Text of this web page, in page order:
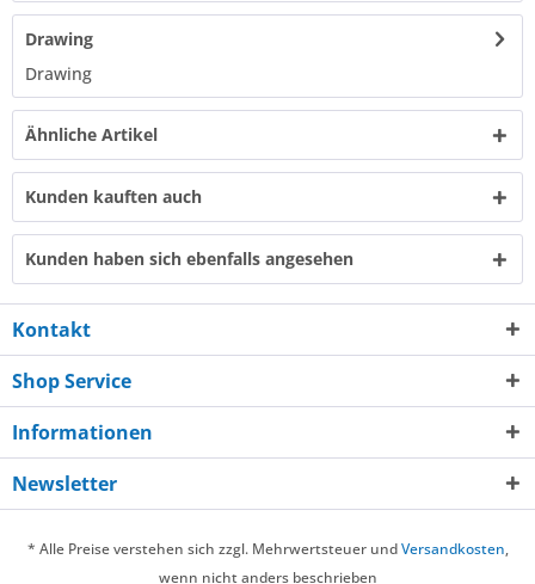
Drawing
Drawing​
Ähnliche Artikel
Kunden kauften auch
Kunden haben sich ebenfalls angesehen
Kontakt
Shop Service
Informationen
Newsletter
* Alle Preise verstehen sich zzgl. Mehrwertsteuer undVersandkosten,
wenn nicht anders beschrieben